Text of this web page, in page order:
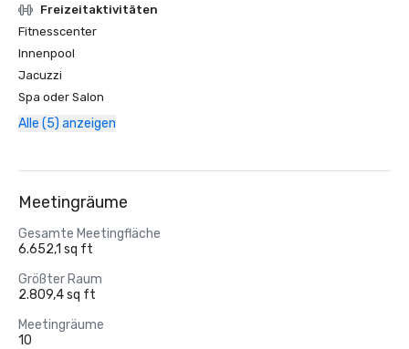
Freizeitaktivitäten
Fitnesscenter
Innenpool
Jacuzzi
Spa oder Salon
Alle (5) anzeigen
Meetingräume
Gesamte Meetingfläche
6.652,1 sq ft
Größter Raum
2.809,4 sq ft
Meetingräume
10